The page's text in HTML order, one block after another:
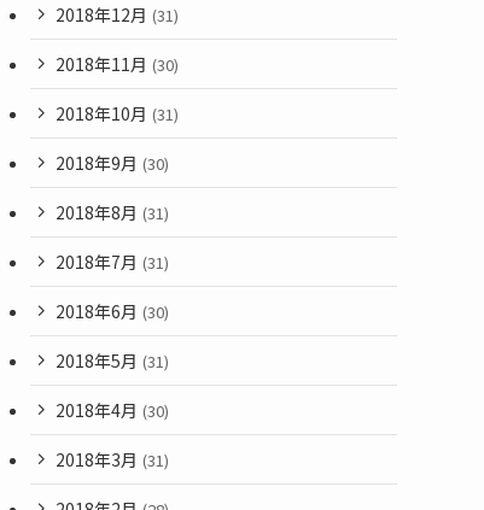
2018年12月 (31)
2018年11月 (30)
2018年10月 (31)
2018年9月 (30)
2018年8月 (31)
2018年7月 (31)
2018年6月 (30)
2018年5月 (31)
2018年4月 (30)
2018年3月 (31)